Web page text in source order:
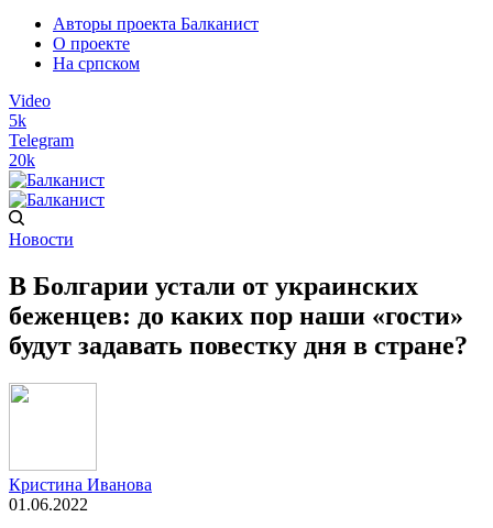
Авторы проекта Балканист
О проекте
На српском
Video
5k
Telegram
20k
Новости
В Болгарии устали от украинских
беженцев: до каких пор наши «гости»
будут задавать повестку дня в стране?
Кристина Иванова
01.06.2022